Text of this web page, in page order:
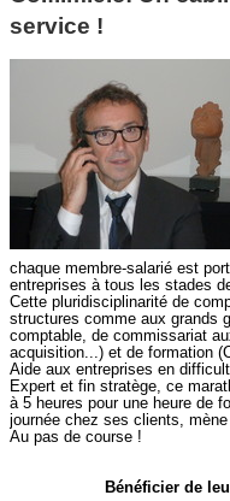
service !
chaque membre-salarié est
entreprises à tous les stades
Cette pluridisciplinarité de
structures comme aux grands
comptable, de commissariat
acquisition...) et de formation
Aide aux entreprises en
Expert et fin stratège, ce
à 5 heures pour une heure de
journée chez ses clients,
Au pas de course !
Bénéficier de